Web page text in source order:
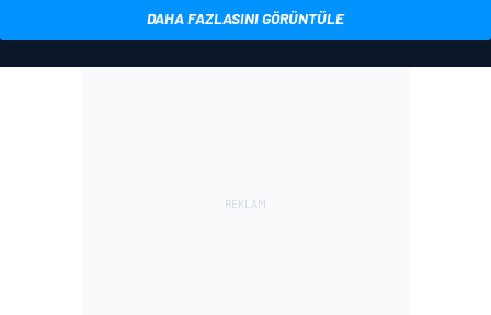
DAHA FAZLASINI GÖRÜNTÜLE